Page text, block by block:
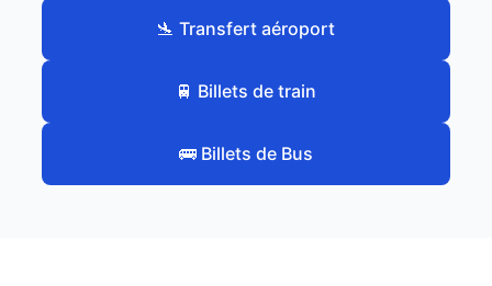
🛬 Transfert aéroport
🚆 Billets de train
🚌 Billets de Bus